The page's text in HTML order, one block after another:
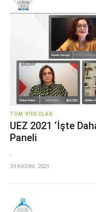
TÜM VIDEOLAR
UEZ 2021 ‘İşte
Paneli
.
29 KASIM, 2021